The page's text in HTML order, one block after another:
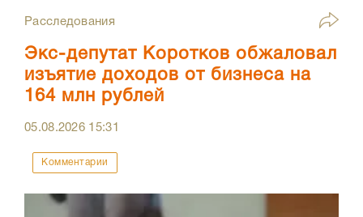
Расследования
Экс-депутат Коротков обжаловал
изъятие доходов от бизнеса на
164 млн рублей
05.08.2026 15:31
Комментарии